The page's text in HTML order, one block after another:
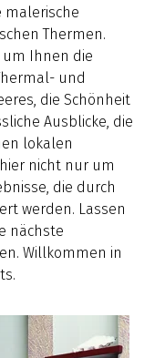
malerische
Thermen.
um Ihnen die
und
die Schönheit
Ausblicke, die
lokalen
nicht nur um
die durch
werden. Lassen
nächste
Willkommen in